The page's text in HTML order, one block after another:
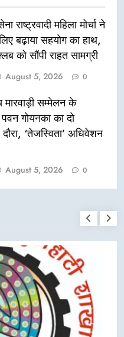
राष्ट्रवादी महिला मोर्चा ने
बढ़ाया सहयोग का हाथ,
को सौंपी राहत सामग्री
August 5, 2026 0
मारवाड़ी सम्मेलन के
पवन गोयनका का दो
दौरा, ‘तेजस्विता’ अधिवेशन
August 5, 2026 0